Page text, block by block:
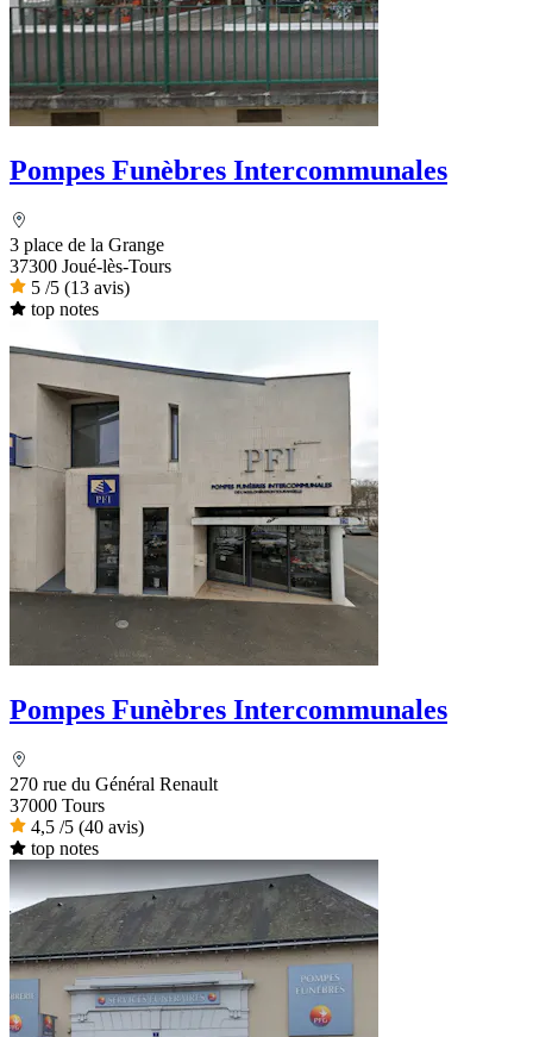
Pompes Funèbres Intercommunales
3 place de la Grange
37300 Joué-lès-Tours
5 /5 (13 avis)
top notes
Pompes Funèbres Intercommunales
270 rue du Général Renault
37000 Tours
4,5 /5 (40 avis)
top notes